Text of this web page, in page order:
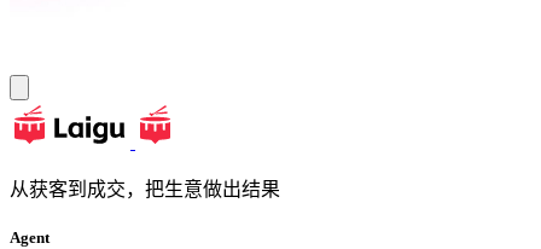
从获客到成交，把生意做出结果
Agent